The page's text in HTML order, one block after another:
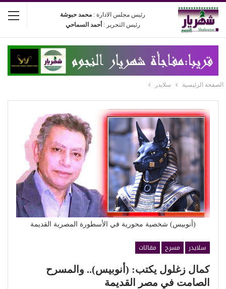
رئيس مجلس الادارة : محمد حبوشة
رئيس التحرير : أحمد السماحي
الصفحة الرئيسية سلايدر
(أنوبيس) شخصية محورية في الأسطورة المصرية القديمة
سلايدر مسرح
مقالات
كمال زغلول يكتب: (أنوبيس).. والمسرح
الصامت في مصر القديمة